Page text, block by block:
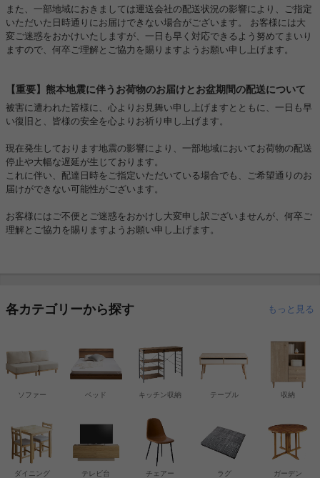
また、一部地域におきましては運送会社の配送状況の影響により、ご指定
いただいた日時通りにお届けできない場合がございます。 お客様には大
変ご迷惑をおかけいたしますが、一日も早く対応できるよう努めてまいり
ますので、何卒ご理解とご協力を賜りますようお願い申し上げます。
【重要】熊本地震に伴うお荷物のお届けとお盆期間の配送について
被害に遭われた皆様に、心よりお見舞い申し上げますとともに、一日も早
い復旧と、皆様の安全を心よりお祈り申し上げます。
現在発生しております地震の影響により、一部地域においてお荷物の配送
停止や大幅な遅延が生じております。
これに伴い、配達日時をご指定いただいている場合でも、ご希望通りのお
届けができない可能性がございます。
お客様にはご不便とご迷惑をおかけし大変申し訳ございませんが、何卒ご
理解とご協力を賜りますようお願い申し上げます。
各カテゴリーから探す もっと見る
ソファー ベッド 収納
キッチン収納
チェアー
テーブル
テレビ台
ダイニング ラグ ガーデン